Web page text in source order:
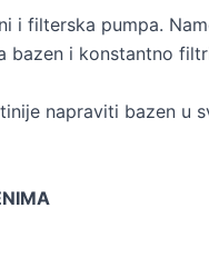
i filterska pumpa.
bazen i konstantno
napraviti bazen u